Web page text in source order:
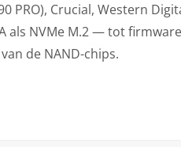
PRO), Crucial, Western
als NVMe M.2 — tot
de NAND-chips.